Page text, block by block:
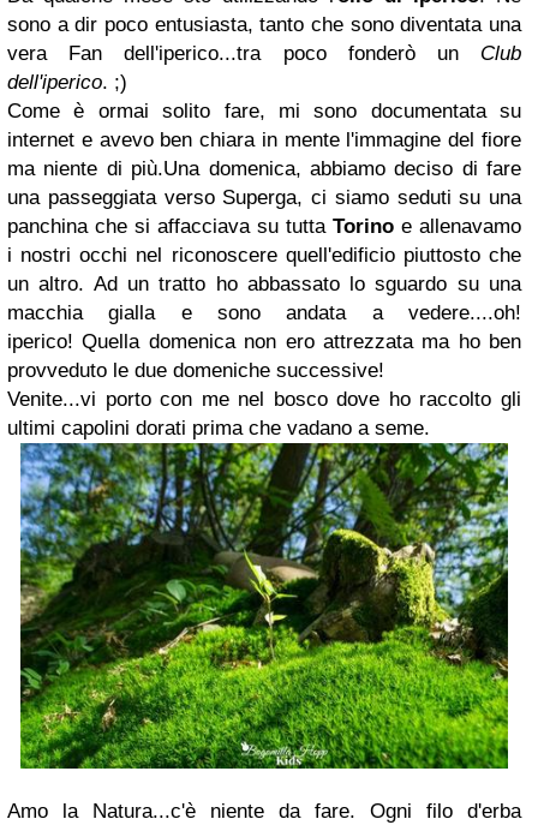
sono a dir poco entusiasta, tanto che sono diventata una
vera Fan dell'iperico...tra poco fonderò un Club
dell'iperico. ;)
Come è ormai solito fare, mi sono documentata su
internet e avevo ben chiara in mente l'immagine del fiore
ma niente di più.Una domenica, abbiamo deciso di fare
una passeggiata verso Superga, ci siamo seduti su una
panchina che si affacciava su tutta Torino e allenavamo
i nostri occhi nel riconoscere quell'edificio piuttosto che
un altro. Ad un tratto ho abbassato lo sguardo su una
macchia gialla e sono andata a vedere....oh!
iperico! Quella domenica non ero attrezzata ma ho ben
provveduto le due domeniche successive!
Venite...vi porto con me nel bosco dove ho raccolto gli
ultimi capolini dorati prima che vadano a seme.
Amo la Natura...c'è niente da fare. Ogni filo d'erba